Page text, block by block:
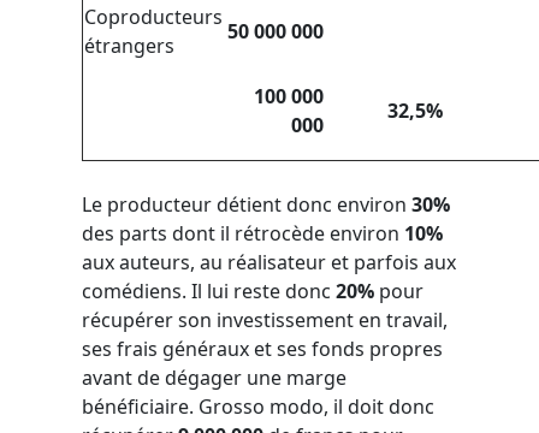
Coproducteurs
étrangers
50 000 000
100 000
000
32,5%
Le producteur détient donc environ 30%
des parts dont il rétrocède environ 10%
aux auteurs, au réalisateur et parfois aux
comédiens. Il lui reste donc 20% pour
récupérer son investissement en travail,
ses frais généraux et ses fonds propres
avant de dégager une marge
bénéficiaire. Grosso modo, il doit donc